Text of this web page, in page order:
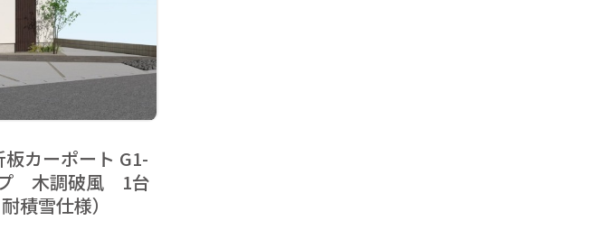
カーポート G1-
木調破風 1台
積雪仕様）